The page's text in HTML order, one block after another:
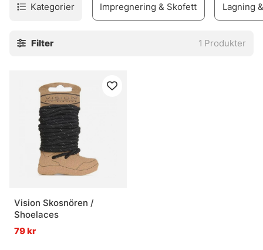
Kategorier Impregnering & Skofett Lagning
Filter 1 Produkter
Vision Skosnören /
Shoelaces
79 kr